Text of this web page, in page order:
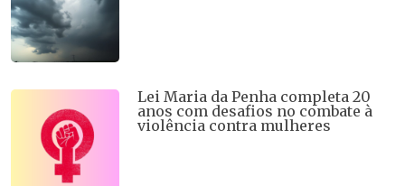
Lei Maria da Penha completa 20
anos com desafios no combate à
violência contra mulheres